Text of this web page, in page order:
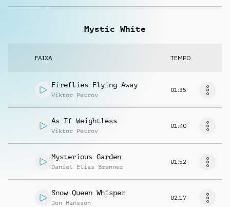
Mystic White
FAIXA TEMPO
Fireflies Flying Away
Viktor Petrov
01:35
As If Weightless
Viktor Petrov
01:40
Mysterious Garden
Daniel Elias Brenner
01:52
Snow Queen Whisper
Jon Hansson
02:17